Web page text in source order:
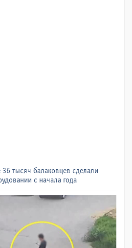
36 тысяч балаковцев сделали
с начала года